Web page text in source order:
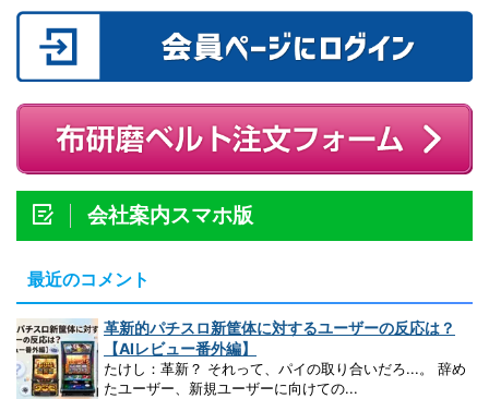
会社案内スマホ版
最近のコメント
革新的パチスロ新筐体に対するユーザーの反応は？
【AIレビュー番外編】
たけし：革新？ それって、パイの取り合いだろ...。 辞め
たユーザー、新規ユーザーに向けての...